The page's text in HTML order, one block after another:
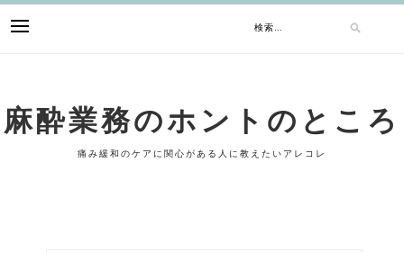
to
麻酔業務のホントのところ
痛み緩和のケアに関心がある人に教えたいアレコレ